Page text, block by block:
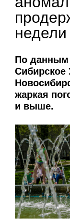
недели
По данным
жаркая
и выше.